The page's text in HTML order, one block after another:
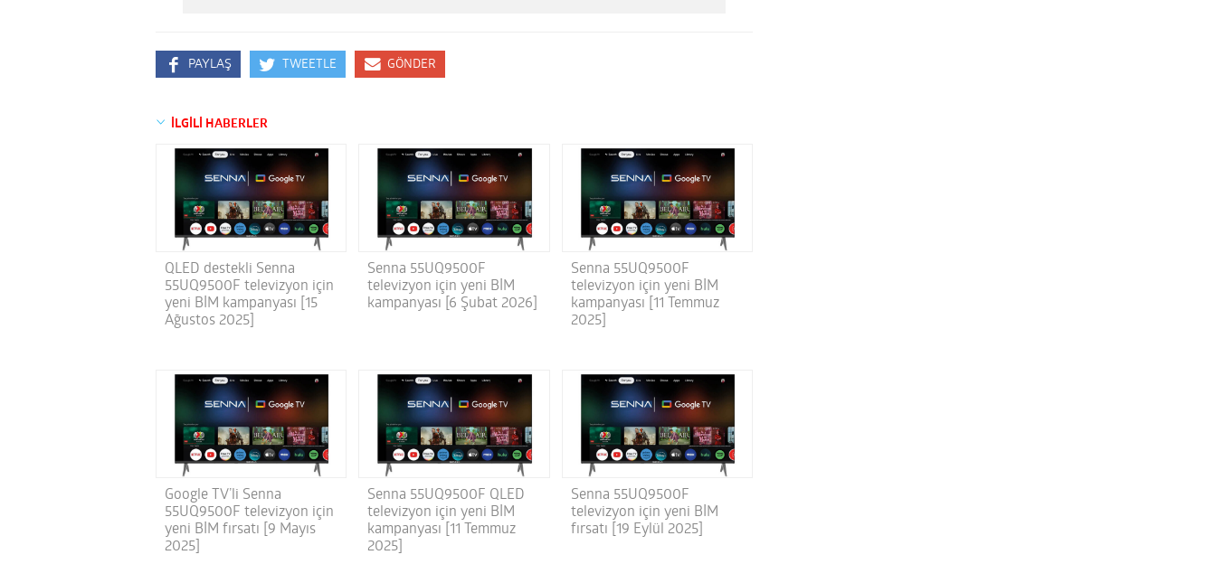
PAYLAŞ TWEETLE GÖNDER
İLGİLİ HABERLER
QLED destekli Senna
55UQ9500F televizyon için
yeni BİM kampanyası [15
Ağustos 2025]
Senna 55UQ9500F
televizyon için yeni BİM
kampanyası [6 Şubat 2026]
Senna 55UQ9500F
televizyon için yeni BİM
kampanyası [11 Temmuz
2025]
Google TV’li Senna
55UQ9500F televizyon için
yeni BİM fırsatı [9 Mayıs
2025]
Senna 55UQ9500F QLED
televizyon için yeni BİM
kampanyası [11 Temmuz
2025]
Senna 55UQ9500F
televizyon için yeni BİM
fırsatı [19 Eylül 2025]